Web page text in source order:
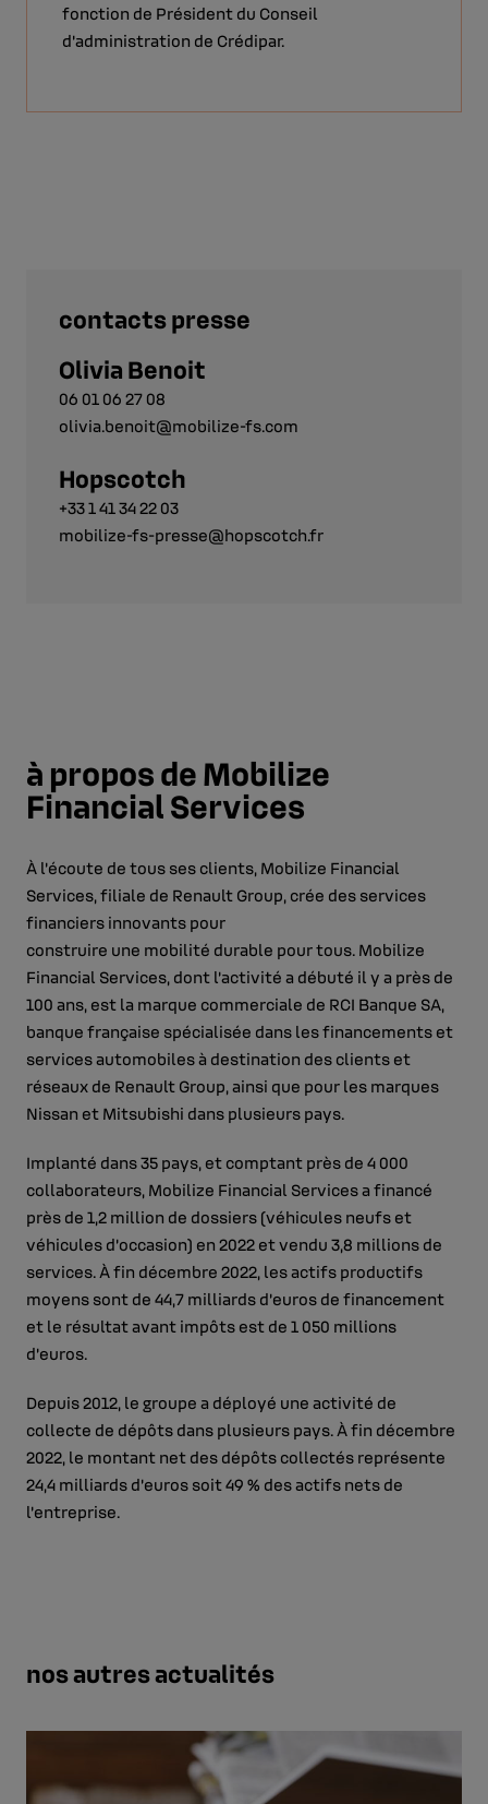
fonction de Président du Conseil
d'administration de Crédipar.
contacts presse
Olivia Benoit
06 01 06 27 08
olivia.benoit@mobilize-fs.com
Hopscotch
+33 1 41 34 22 03
mobilize-fs-presse@hopscotch.fr
à propos de Mobilize
Financial Services
À l’écoute de tous ses clients, Mobilize Financial
Services, filiale de Renault Group, crée des services
financiers innovants pour
construire une mobilité durable pour tous. Mobilize
Financial Services, dont l’activité a débuté il y a près de
100 ans, est la marque commerciale de RCI Banque SA,
banque française spécialisée dans les financements et
services automobiles à destination des clients et
réseaux de Renault Group, ainsi que pour les marques
Nissan et Mitsubishi dans plusieurs pays.
Implanté dans 35 pays, et comptant près de 4 000
collaborateurs, Mobilize Financial Services a financé
près de 1,2 million de dossiers (véhicules neufs et
véhicules d’occasion) en 2022 et vendu 3,8 millions de
services. À fin décembre 2022, les actifs productifs
moyens sont de 44,7 milliards d’euros de financement
et le résultat avant impôts est de 1 050 millions
d’euros.
Depuis 2012, le groupe a déployé une activité de
collecte de dépôts dans plusieurs pays. À fin décembre
2022, le montant net des dépôts collectés représente
24,4 milliards d’euros soit 49 % des actifs nets de
l’entreprise.
nos autres actualités